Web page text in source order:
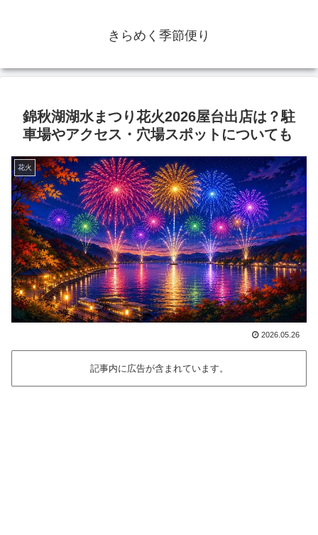
きらめく季節便り
錦秋湖湖水まつり花火2026屋台出店は？駐
車場やアクセス・穴場スポットについても
花火
2026.05.26
記事内に広告が含まれています。